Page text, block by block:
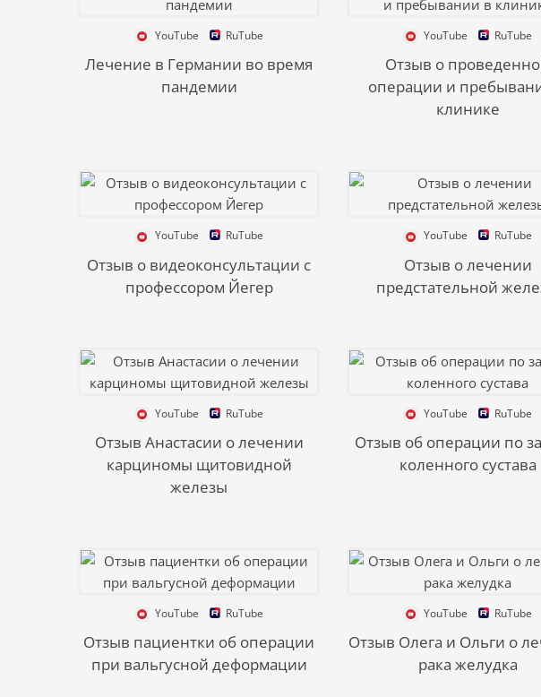
YouTube RuTube
Лечение в Германии во время
пандемии
YouTube RuTube
Отзыв о
операции и
клинике
YouTube RuTube
Отзыв о видеоконсультации с
профессором Йегер
YouTube RuTube
Отзыв о лечении
предстательной
YouTube RuTube
Отзыв Анастасии о лечении
карциномы щитовидной
железы
YouTube RuTube
Отзыв об операции по
коленного сустава
YouTube RuTube
Отзыв пациентки об операции
при вальгусной деформации
YouTube RuTube
Отзыв Олега и Ольги о
рака желудка